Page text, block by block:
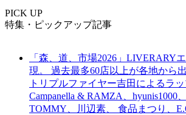
PICK UP
特集・ピックアップ記事
「森、道、市場2026」LIVERARY
現。 過去最多60店以上が各地から
トリプルファイヤー吉田によるラッ
Campanella & RAMZA、hyunis1000
TOMMY、川辺素、 食品まつり、